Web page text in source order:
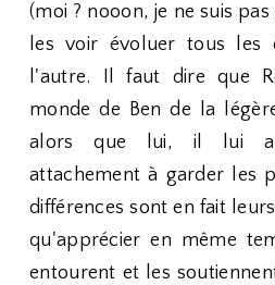
(moi ? nooon, je ne suis
les voir évoluer tous les
l'autre. Il faut dire que
monde de Ben de la
alors que lui, il lui
attachement à garder les
différences sont en fait
qu'apprécier en même
entourent et les